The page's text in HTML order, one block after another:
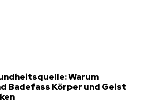
Warum
Badefass Körper und Geist